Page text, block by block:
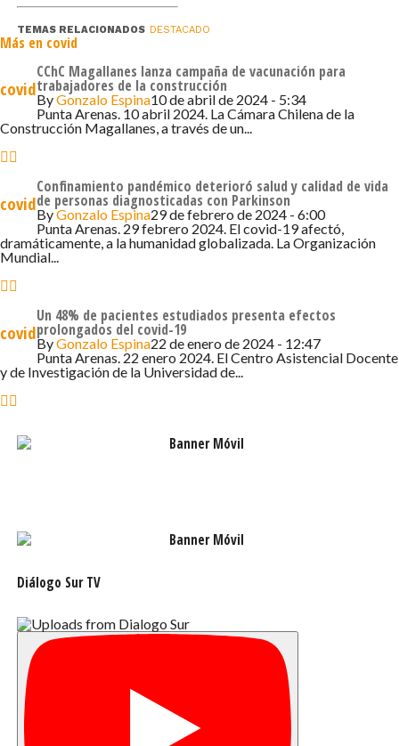
(UCI) en la red es de 18 personas, quedando 6 camas
disponibles a nivel regional. Otras 22 personas
tanto, 16 pacientes utilizan soporte ventilatorio,
quedando 8 disponibles. La ocupación de camas críticas
en la red regional es de 71%
de 9 usuarios distribuidos en igual número
de habitaciones. La disponibilidad es de 24 habitaciones.
TEMAS RELACIONADOS DESTACADO
Más en covid
covid
CChC Magallanes lanza campaña de vacunación para
trabajadores de la construcción
ByGonzalo Espina10 de abril de 2024 - 5:34
Punta Arenas. 10 abril 2024. La Cámara Chilena de la
Construcción Magallanes, a través de un...
covid
Confinamiento pandémico deterioró salud y calidad de vida
de personas diagnosticadas con Parkinson
ByGonzalo Espina29 de febrero de 2024 - 6:00
Punta Arenas. 29 febrero 2024. El covid-19 afectó,
dramáticamente, a la humanidad globalizada. La Organización
Mundial...
covid
Un 48% de pacientes estudiados presenta efectos
prolongados del covid-19
ByGonzalo Espina22 de enero de 2024 - 12:47
Punta Arenas. 22 enero 2024. El Centro Asistencial Docente
y de Investigación de la Universidad de...
Diálogo Sur TV